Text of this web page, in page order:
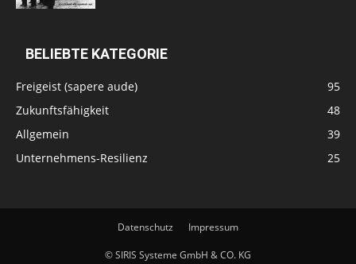
BELIEBTE KATEGORIE
Freigeist (sapere aude)
95
Zukunftsfähigkeit
48
Allgemein
39
Unternehmens-Resilienz
25
Datenschutz Impressum
© SIRIS Systeme GmbH & CO. KG